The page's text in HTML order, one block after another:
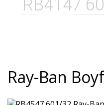
RB4147
Ray-Ban